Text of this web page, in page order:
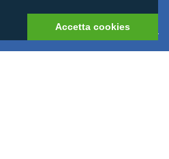
Accetta cookies
Reethi Beach